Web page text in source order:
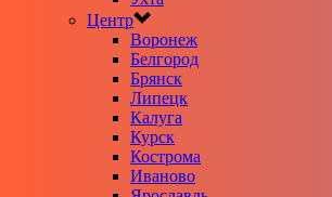
Центр
Воронеж
Белгород
Брянск
Липецк
Калуга
Курск
Кострома
Иваново